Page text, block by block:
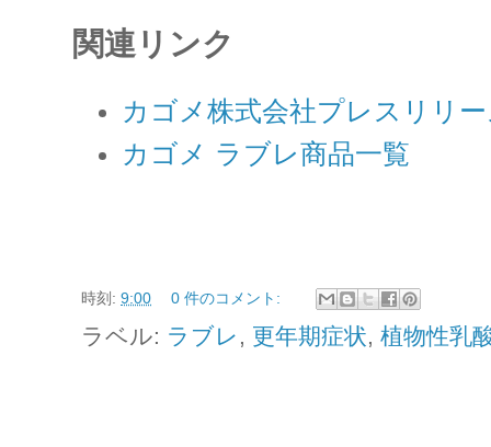
関連リンク
カゴメ株式会社プレスリリ
カゴメ ラブレ商品一覧
時刻: 9:00 0 件のコメント:
ラベル: ラブレ , 更年期症状, 植物性乳